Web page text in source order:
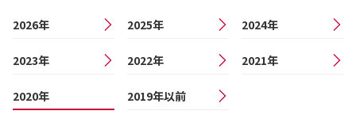
2026年 2025年 2024年
2023年 2022年 2021年
2020年 2019年以前